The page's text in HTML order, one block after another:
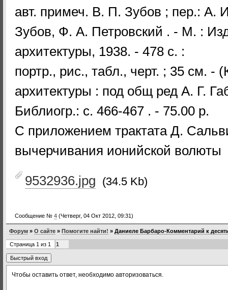
авт. примеч. В. П. Зубов ; пер.: А.
Зубов, Ф. А. Петровский . - М. :
архитектуры, 1938. - 478 с. :
портр., рис., табл., черт. ; 35 см. -
архитектуры : под общ ред А. Г.
Библиогр.: с. 466-467 . - 75.00 р.
С приложением трактата Д.
вычерчивания ионийской волюты
9532936.jpg (34.5 Kb)
Сообщение № 4 (Четверг, 04 Окт 2012, 09:31)
Форум » О сайте » Помогите найти! » Даниеле Барбаро-Комментарий к
Страница 1 из 1 1
Чтобы оставить ответ, необходимо авторизоваться.